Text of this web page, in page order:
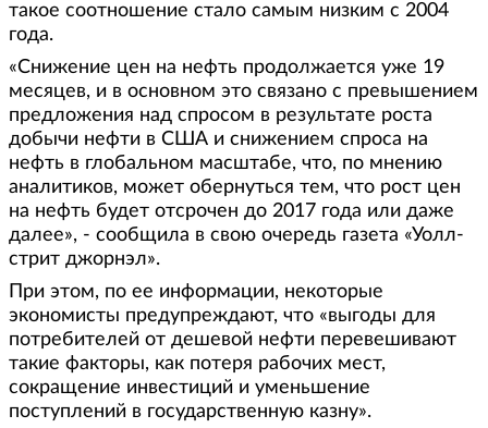
такое соотношение стало самым низким с 2004
года.
«Снижение цен на нефть продолжается уже 19
месяцев, и в основном это связано с превышением
предложения над спросом в результате роста
добычи нефти в США и снижением спроса на
нефть в глобальном масштабе, что, по мнению
аналитиков, может обернуться тем, что рост цен
на нефть будет отсрочен до 2017 года или даже
далее», - сообщила в свою очередь газета «Уолл-
стрит джорнэл».
При этом, по ее информации, некоторые
экономисты предупреждают, что «выгоды для
потребителей от дешевой нефти перевешивают
такие факторы, как потеря рабочих мест,
сокращение инвестиций и уменьшение
поступлений в государственную казну».